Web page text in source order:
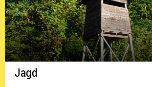
Jagd